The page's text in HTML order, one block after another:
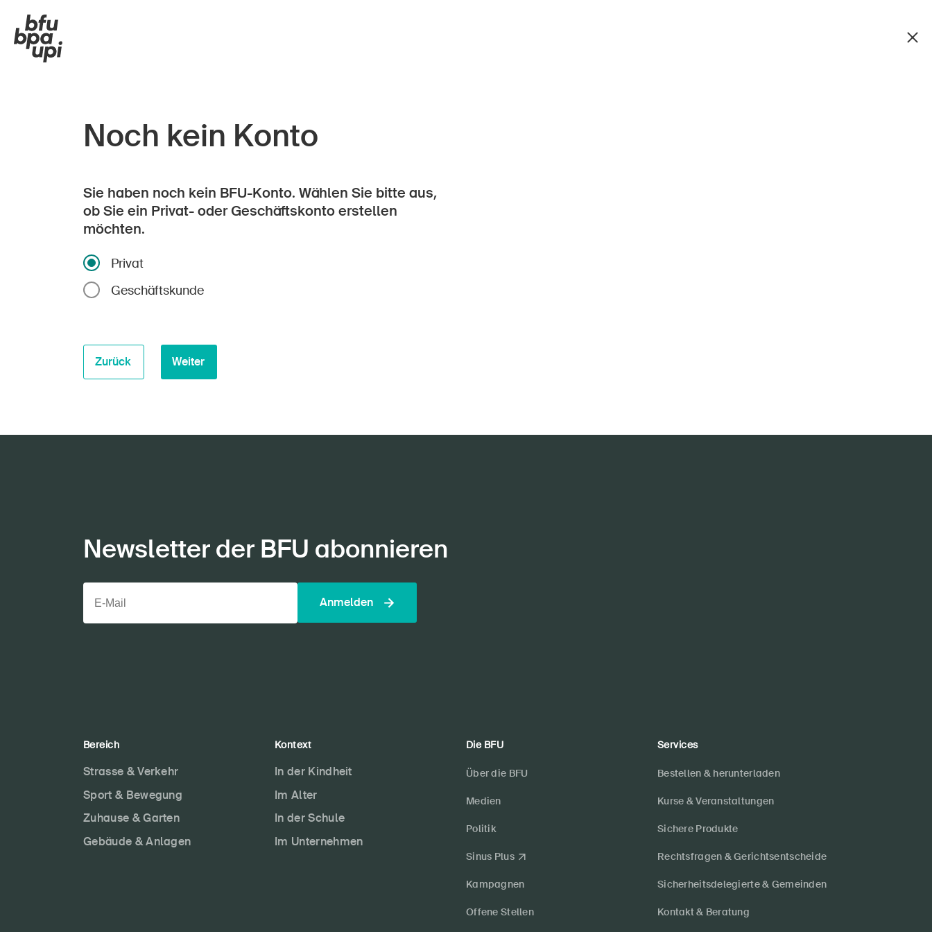
Noch kein Konto
Sie haben noch kein BFU-Konto. Wählen Sie bitte aus,
ob Sie ein Privat- oder Geschäftskonto erstellen
möchten.
Privat
Geschäftskunde
Zurück Weiter
Newsletter der BFU abonnieren
Anmelden
Bereich
Strasse & Verkehr
Sport & Bewegung
Zuhause & Garten
Gebäude & Anlagen
Kontext
In der Kindheit
Im Alter
In der Schule
Im Unternehmen
Die BFU
Über die BFU
Medien
Politik
Sinus Plus
Kampagnen
Offene Stellen
Services
Bestellen & herunterladen
Kurse & Veranstaltungen
Sichere Produkte
Rechtsfragen & Gerichtsentscheide
Sicherheitsdelegierte & Gemeinden
Kontakt & Beratung